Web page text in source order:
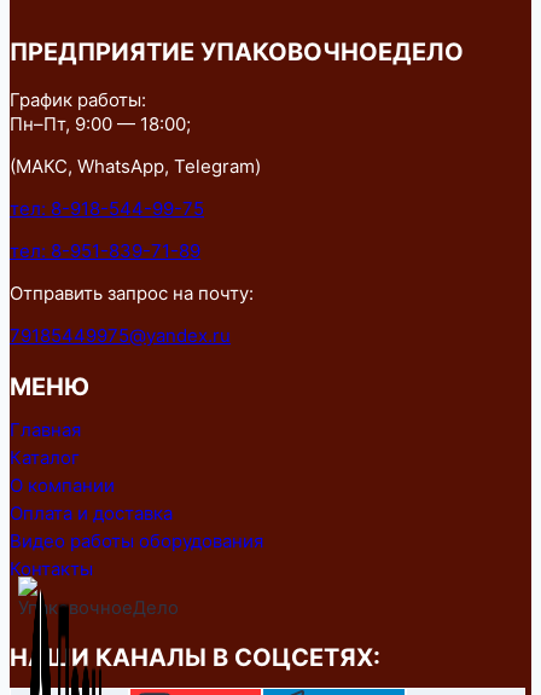
ПРЕДПРИЯТИЕ УПАКОВОЧНОЕДЕЛО
График работы:
Пн–Пт, 9:00 — 18:00;
(МАКС, WhatsApp, Telegram)
тел: 8-918-544-99-75
тел: 8-951-839-71-89
Отправить запрос на почту:
79185449975@yandex.ru
МЕНЮ
Главная
Каталог
О компании
Оплата и доставка
Видео работы оборудования
Контакты
НАШИ КАНАЛЫ В СОЦСЕТЯХ: